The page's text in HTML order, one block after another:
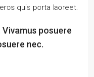
quis porta laoreet.
posuere
nec.